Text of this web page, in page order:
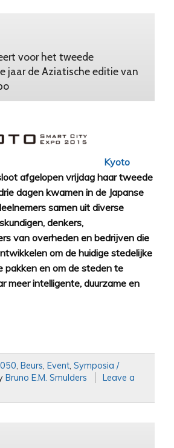
voor het tweede
jaar de Aziatische editie van
Kyoto
afgelopen vrijdag haar tweede
dagen kwamen in de Japanse
samen uit diverse
denkers,
van overheden en bedrijven die
om de huidige stedelijke
pakken en om de steden te
meer intelligente, duurzame en
, Beurs, Event,Symposia /
Bruno E.M. Smulders
Leave a